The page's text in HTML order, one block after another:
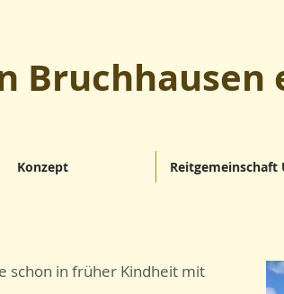
Konzept Reitgemeinschaft
Bruchhausen
schon in früher Kindheit mit